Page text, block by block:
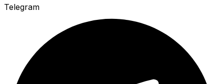
Telegram